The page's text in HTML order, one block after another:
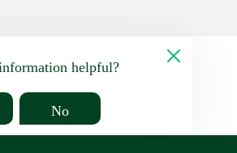
helpful?
No